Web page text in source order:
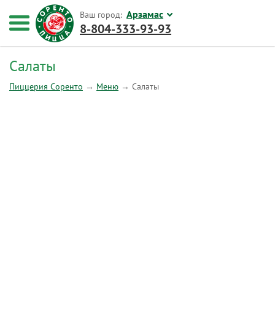
Салаты
Пиццерия Соренто → Меню → Салаты
Ваш город: Арзамас
8-804-333-93-93